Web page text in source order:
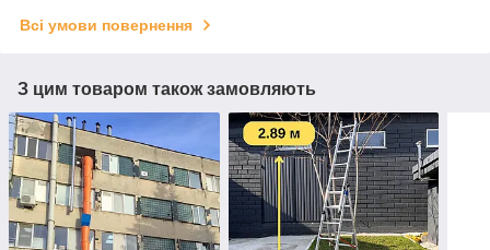
Всі умови повернення
З цим товаром також замовляють